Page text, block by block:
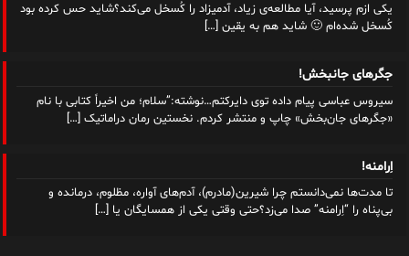
یکی ازم پرسید، آیا مطالعه‌ی زیاد، آدمیزاد را کُسخل می‌کند؟شاید حس کرده بود
کُسخل شده‌ام 🙂 شاید هم به یقین […]
جگرهای جانبخش!
سیروس عباسی پیام داده توی دایرکتم…نوشته:”سلام؛ من اخیراً کتابی با نام
«جگرهای جان‌بخش» چاپ و‌ منتشر کردم. نخستین رمان دراماتیک […]
اِرامنه!
تا مدت‌ها نمی‌دانستم چرا شیرین(مادرم)، آدم‌های آواره، مظلوم، درمانده و
بی‌پناه را “اِرامنه” صدا می‌زد؟حتی وقتی یکی از همسایگان یا […]